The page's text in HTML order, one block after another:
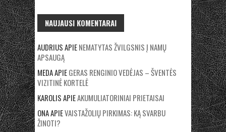
NAUJAUSI KOMENTARAI
AUDRIUSAPIENEMATYTAS ŽVILGSNIS Į NAMŲ
APSAUGĄ
MEDAAPIEGERAS RENGINIO VEDĖJAS – ŠVENTĖS
VIZITINĖ KORTELĖ
KAROLISAPIEAKUMULIATORINIAI PRIETAISAI
ONAAPIEVAISTAŽOLIŲ PIRKIMAS: KĄ SVARBU
ŽINOTI?